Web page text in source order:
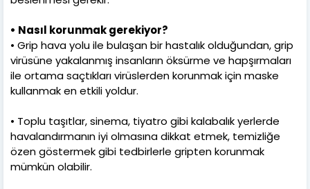
• Nasıl korunmak gerekiyor?
• Grip hava yolu ile bulaşan bir hastalık olduğundan, grip
virüsüne yakalanmış insanların öksürme ve hapşırmaları
ile ortama saçtıkları virüslerden korunmak için maske
kullanmak en etkili yoldur.
• Toplu taşıtlar, sinema, tiyatro gibi kalabalık yerlerde
havalandırmanın iyi olmasına dikkat etmek, temizliğe
özen göstermek gibi tedbirlerle gripten korunmak
mümkün olabilir.